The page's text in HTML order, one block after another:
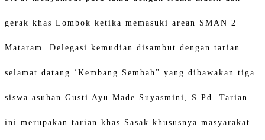
gerak khas Lombok ketika memasuki arean SMAN 2
Mataram. Delegasi kemudian disambut dengan tarian
selamat datang ‘Kembang Sembah” yang dibawakan tiga
siswa asuhan Gusti Ayu Made Suyasmini, S.Pd. Tarian
ini merupakan tarian khas Sasak khususnya masyarakat